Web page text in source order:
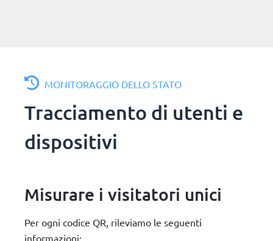
MONITORAGGIO DELLO STATO
Tracciamento di utenti e
dispositivi
Misurare i visitatori unici
Per ogni codice QR, rileviamo le seguenti
informazioni: